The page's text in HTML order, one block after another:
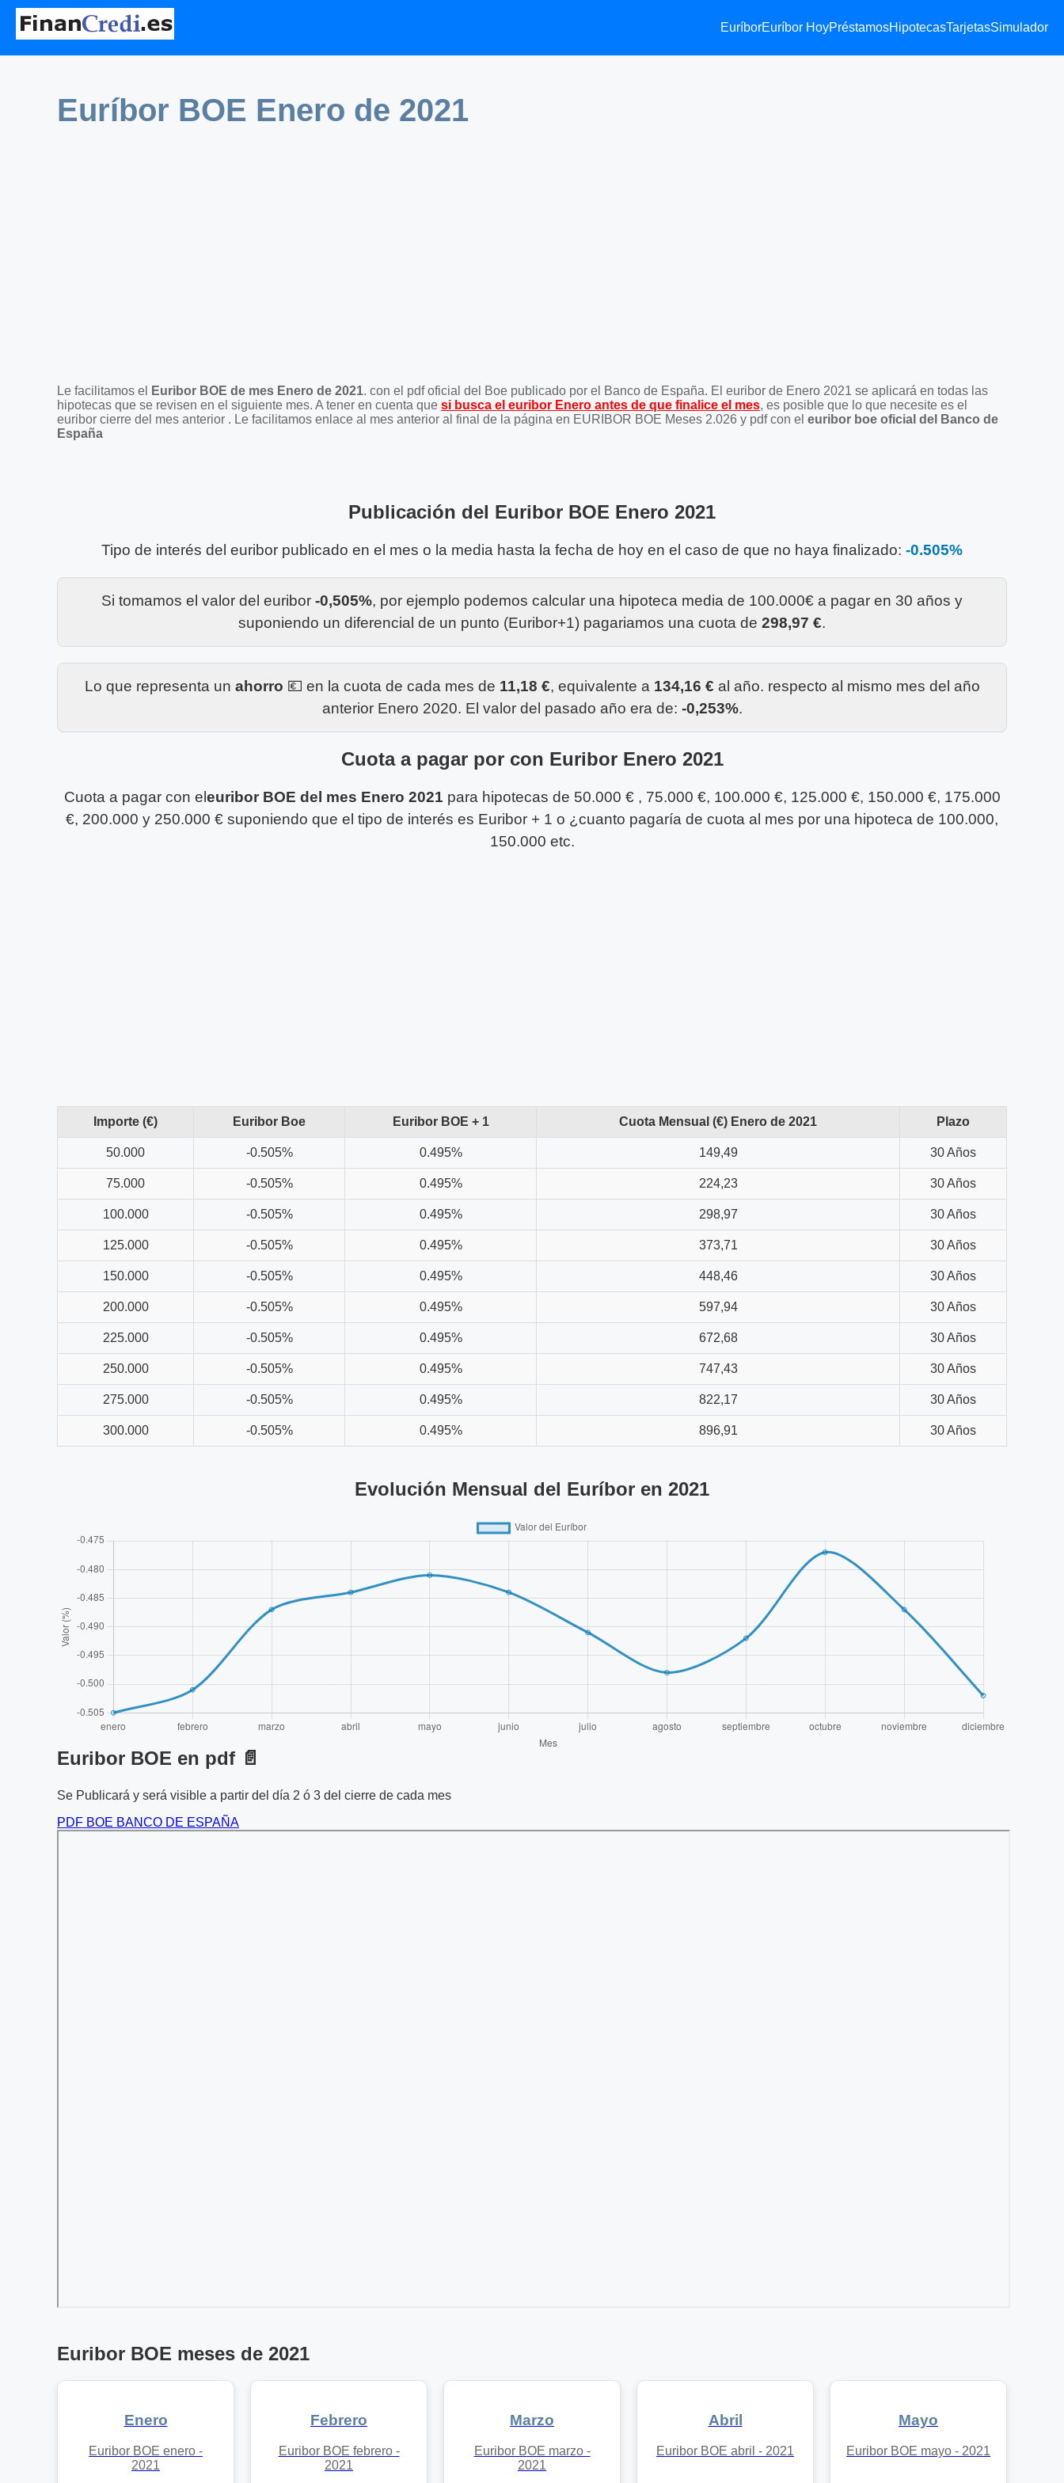
EuríborEuríbor HoyPréstamosHipotecasTarjetasSimulador
Euríbor BOE Enero de 2021
Le facilitamos el Euribor BOE de mes Enero de 2021. con el pdf oficial del Boe publicado por el Banco de España. El euribor de Enero 2021 se aplicará en todas las
hipotecas que se revisen en el siguiente mes. A tener en cuenta que si busca el euribor Enero antes de que finalice el mes, es posible que lo que necesite es el
euribor cierre del mes anterior . Le facilitamos enlace al mes anterior al final de la página en EURIBOR BOE Meses 2.026 y pdf con el euribor boe oficial del Banco de
España
Publicación del Euribor BOE Enero 2021
Tipo de interés del euribor publicado en el mes o la media hasta la fecha de hoy en el caso de que no haya finalizado: -0.505%
Si tomamos el valor del euribor -0,505%, por ejemplo podemos calcular una hipoteca media de 100.000€ a pagar en 30 años y
suponiendo un diferencial de un punto (Euribor+1) pagariamos una cuota de 298,97 €.
Lo que representa un ahorro 💶 en la cuota de cada mes de 11,18 €, equivalente a 134,16 € al año. respecto al mismo mes del año
anterior Enero 2020. El valor del pasado año era de: -0,253%.
Cuota a pagar por con Euribor Enero 2021
Cuota a pagar con eleuribor BOE del mes Enero 2021 para hipotecas de 50.000 € , 75.000 €, 100.000 €, 125.000 €, 150.000 €, 175.000
€, 200.000 y 250.000 € suponiendo que el tipo de interés es Euribor + 1 o ¿cuanto pagaría de cuota al mes por una hipoteca de 100.000,
150.000 etc.
Importe (€) Euribor Boe Euribor BOE + 1 Cuota Mensual (€) Enero de 2021 Plazo
50.000 -0.505% 0.495% 149,49 30 Años
75.000 -0.505% 0.495% 224,23 30 Años
100.000 -0.505% 0.495% 298,97 30 Años
125.000 -0.505% 0.495% 373,71 30 Años
150.000 -0.505% 0.495% 448,46 30 Años
200.000 -0.505% 0.495% 597,94 30 Años
225.000 -0.505% 0.495% 672,68 30 Años
250.000 -0.505% 0.495% 747,43 30 Años
275.000 -0.505% 0.495% 822,17 30 Años
300.000 -0.505% 0.495% 896,91 30 Años
Evolución Mensual del Euríbor en 2021
Euribor BOE en pdf 📄
Se Publicará y será visible a partir del día 2 ó 3 del cierre de cada mes
PDF BOE BANCO DE ESPAÑA
Euribor BOE meses de 2021
Enero
Euribor BOE enero -
2021
Febrero
Euribor BOE febrero -
2021
Marzo
Euribor BOE marzo -
2021
Abril
Euribor BOE abril - 2021
Mayo
Euribor BOE mayo - 2021